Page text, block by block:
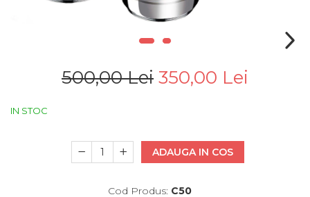
500,00 Lei 350,00 Lei
IN STOC
ADAUGA IN COS
Cod Produs: C50